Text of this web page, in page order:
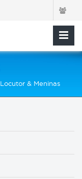
Locutor & Meninas